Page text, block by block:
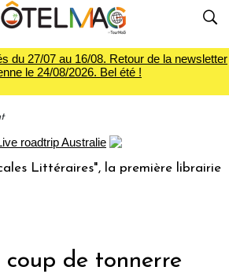
du 27/07 au 16/08. Retour de la newsletter
le 24/08/2026. Bel été !
la première librairie du
coup de tonnerre